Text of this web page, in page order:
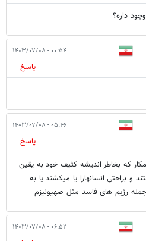
داره؟
۰۰:۵۴ - ۱۴۰۳/۰۷/۰۸
پاسخ
۰۵:۴۶ - ۱۴۰۳/۰۷/۰۸
پاسخ
که بخاطر اندیشه کثیف خود به یقین
براحتی انسانهارا یا میکشند یا به
جمله رژیم های فاسد مثل صهیونیزم
۰۶:۵۲ - ۱۴۰۳/۰۷/۰۸